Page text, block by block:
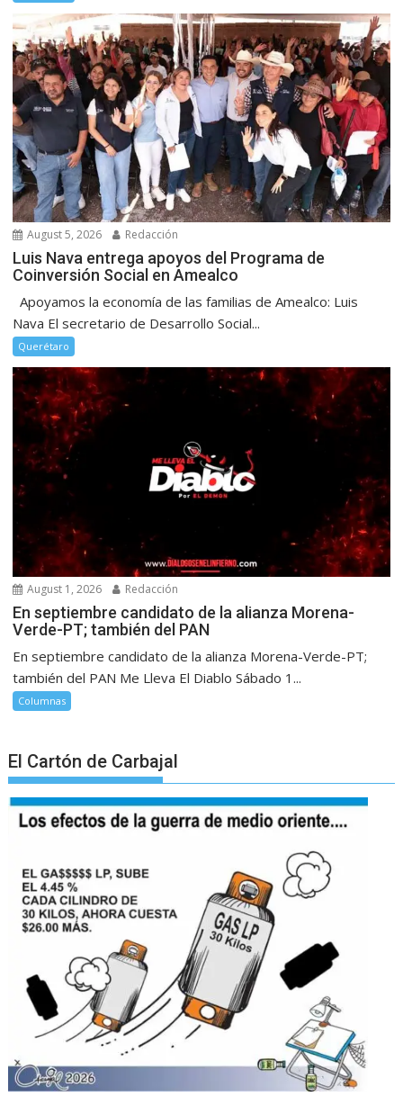
August 5, 2026 Redacción
Luis Nava entrega apoyos del Programa de
Coinversión Social en Amealco
Apoyamos la economía de las familias de Amealco: Luis
Nava El secretario de Desarrollo Social...
Querétaro
August 1, 2026 Redacción
En septiembre candidato de la alianza Morena-
Verde-PT; también del PAN
En septiembre candidato de la alianza Morena-Verde-PT;
también del PAN Me Lleva El Diablo Sábado 1...
Columnas
El Cartón de Carbajal